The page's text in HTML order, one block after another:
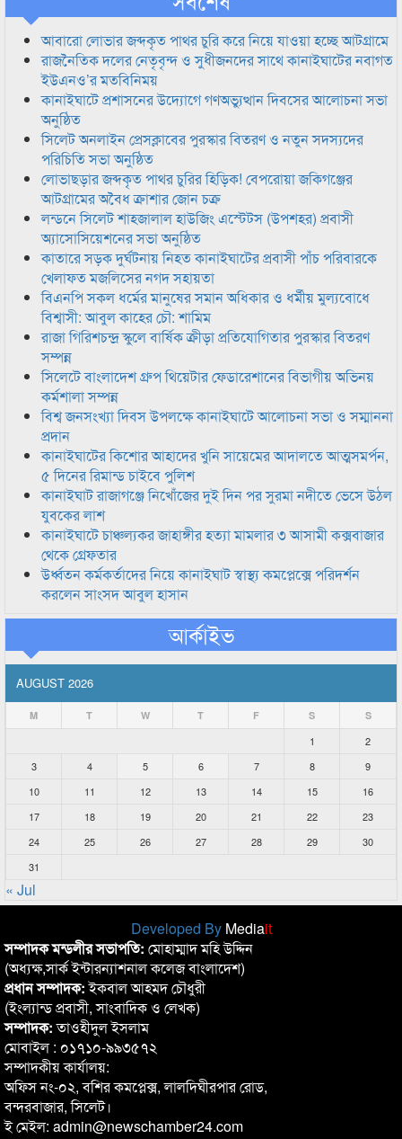
আবারো লোভার জব্দকৃত পাথর চুরি করে নিয়ে যাওয়া হচ্ছে আটগ্রামে
রাজনৈতিক দলের নেতৃবৃন্দ ও সুধীজনদের সাথে কানাইঘাটের নবাগত
ইউএনও’র মতবিনিময়
কানাইঘাটে প্রশাসনের উদ্যোগে গণঅভ্যুত্থান দিবসের আলোচনা সভা
অনুষ্ঠিত
সিলেট অনলাইন প্রেসক্লাবের পুরস্কার বিতরণ ও নতুন সদস্যদের
পরিচিতি সভা অনুষ্ঠিত
লোভাছড়ার জব্দকৃত পাথর চুরির হিড়িক! বেপরোয়া জকিগঞ্জের
আটগ্রামের অবৈধ ক্রাশার জোন চক্র
লন্ডনে সিলেট শাহজালাল হাউজিং এস্টেটস (উপশহর) প্রবাসী
অ্যাসোসিয়েশনের সভা অনুষ্ঠিত
কাতারে সড়ক দুর্ঘটনায় নিহত কানাইঘাটের প্রবাসী পাঁচ পরিবারকে
খেলাফত মজলিসের নগদ সহায়তা
বিএনপি সকল ধর্মের মানুষের সমান অধিকার ও ধর্মীয় মুল্যবোধে
বিশ্বাসী: আবুল কাহের চৌ: শামিম
রাজা গিরিশচন্দ্র স্কুলে বার্ষিক ক্রীড়া প্রতিযোগিতার পুরস্কার বিতরণ
সম্পন্ন
সিলেটে বাংলাদেশ গ্রুপ থিয়েটার ফেডারেশানের বিভাগীয় অভিনয়
কর্মশালা সম্পন্ন
বিশ্ব জনসংখ্যা দিবস উপলক্ষে কানাইঘাটে আলোচনা সভা ও সম্মাননা
প্রদান
কানাইঘাটের কিশোর আহাদের খুনি সায়েমের আদালতে আত্মসমর্পন,
৫ দিনের রিমান্ড চাইবে পুলিশ
কানাইঘাট রাজাগঞ্জে নিখোঁজের দুই দিন পর সুরমা নদীতে ভেসে উঠল
যুবকের লাশ
কানাইঘাটে চাঞ্চল্যকর জাহাঙ্গীর হত্যা মামলার ৩ আসামী কক্সবাজার
থেকে গ্রেফতার
উর্ধ্বতন কর্মকর্তাদের নিয়ে কানাইঘাট স্বাস্থ্য কমপ্লেক্সে পরিদর্শন
করলেন সাংসদ আবুল হাসান
আর্কাইভ
AUGUST 2026
M T W T F S S
1
2
3
4 5 6 7 8
9
10
11 12 13 14 15
16
17
18 19 20 21 22
23
24
25 26 27 28 29
30
31
« Jul
Developed By Mediait
সম্পাদক মন্ডলীর সভাপতি: মোহাম্মাদ মহি উদ্দিন
(অধ্যক্ষ,সার্ক ইন্টারন্যাশনাল কলেজ বাংলাদেশ)
প্রধান সম্পাদক:ইকবাল আহমদ চৌধুরী
(ইংল্যান্ড প্রবাসী, সাংবাদিক ও লেখক)
সম্পাদক:তাওহীদুল ইসলাম
মোবাইল : ০১৭১০-৯৯৩৫৭২
সম্পাদকীয় কার্যালয়:
অফিস নং-০২, বশির কমপ্লেক্স, লালদিঘীরপার রোড,
বন্দরবাজার, সিলেট।
ই মেইল: admin@newschamber24.com